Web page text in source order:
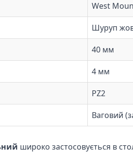
West
Шуруп
40 мм
4 мм
PZ2
Ваговий
широко застосовується в